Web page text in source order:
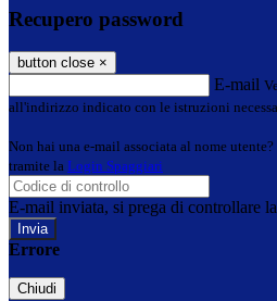
Recupero password
button close ×
E-mail
all'indirizzo indicato con le istruzioni
Non hai una e-mail associata al nome
tramite la Login Spaggiari
E-mail inviata, si prega di controllare
Errore
Chiudi